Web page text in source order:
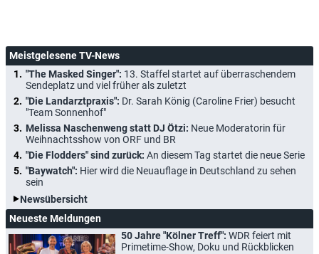
Meistgelesene TV-News
"The Masked Singer": 13. Staffel startet auf überraschendem
Sendeplatz und viel früher als zuletzt
"Die Landarztpraxis": Dr. Sarah König (Caroline Frier) besucht
"Team Sonnenhof"
Melissa Naschenweng statt DJ Ötzi: Neue Moderatorin für
Weihnachtsshow von ORF und BR
"Die Flodders" sind zurück: An diesem Tag startet die neue Serie
"Baywatch": Hier wird die Neuauflage in Deutschland zu sehen
sein
Newsübersicht
Neueste Meldungen
50 Jahre "Kölner Treff": WDR feiert mit
Primetime-Show, Doku und Rückblicken